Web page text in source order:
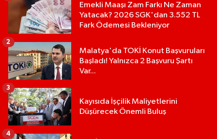
Emekli Maaşı Zam Farkı Ne Zaman
Yatacak? 2026 SGK'dan 3.552 TL
Fark Ödemesi Bekleniyor
Malatya'da TOKİ Konut Başvuruları
Başladı! Yalnızca 2 Başvuru Şartı
Var...
2
Kayısıda İşçilik Maliyetlerini
Düşürecek Önemli Buluş
3
4